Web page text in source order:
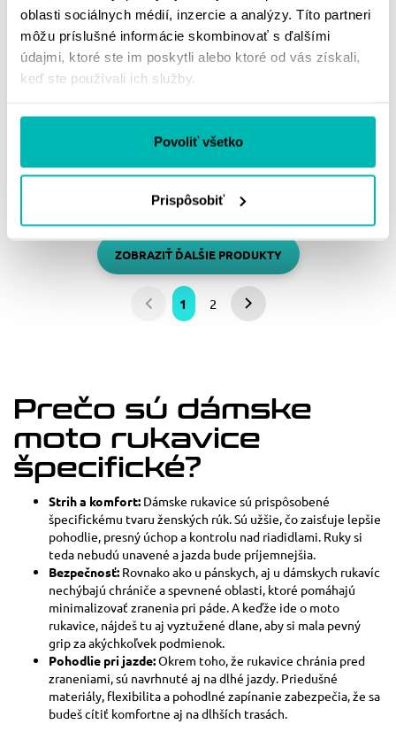
oblasti sociálnych médií, inzercie a analýzy. Títo partneri
môžu príslušné informácie skombinovať s ďalšími
údajmi, ktoré ste im poskytli alebo ktoré od vás získali,
keď ste používali ich služby.
Povoliť všetko
Prispôsobiť
IXON RUKAVICE GP5
AIR LADY / BLACK
109.00 € 79.00 €
Skladom
IXON RUKAVICE
TEMPO AIR LADY /
BLACK
XS
Skladom
ZOBRAZIŤ ĎALŠIE PRODUKTY
Predchádzajúca
1 2
Nasledujúca
Prečo sú dámske
moto rukavice
špecifické?
Strih a komfort: Dámske rukavice sú prispôsobené
špecifickému tvaru ženských rúk. Sú užšie, čo zaisťuje lepšie
pohodlie, presný úchop a kontrolu nad riadidlami. Ruky si
teda nebudú unavené a jazda bude príjemnejšia.
Bezpečnosť: Rovnako ako u pánskych, aj u dámskych rukavíc
nechýbajú chrániče a spevnené oblasti, ktoré pomáhajú
minimalizovať zranenia pri páde. A keďže ide o moto
rukavice, nájdeš tu aj vyztužené dlane, aby si mala pevný
grip za akýchkoľvek podmienok.
Pohodlie pri jazde:Okrem toho, že rukavice chránia pred
zraneniami, sú navrhnuté aj na dlhé jazdy. Priedušné
materiály, flexibilita a pohodlné zapínanie zabezpečia, že sa
budeš cítiť komfortne aj na dlhších trasách.